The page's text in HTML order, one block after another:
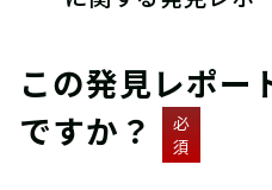
この発見レポー
ですか？
必
須